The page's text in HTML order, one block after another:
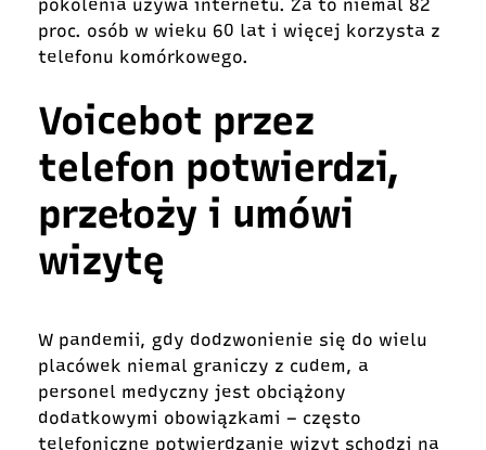
pokolenia używa internetu. Za to niemal 82
proc. osób w wieku 60 lat i więcej korzysta z
telefonu komórkowego.
Voicebot przez
telefon potwierdzi,
przełoży i umówi
wizytę
W pandemii, gdy dodzwonienie się do wielu
placówek niemal graniczy z cudem, a
personel medyczny jest obciążony
dodatkowymi obowiązkami – często
telefoniczne potwierdzanie wizyt schodzi na